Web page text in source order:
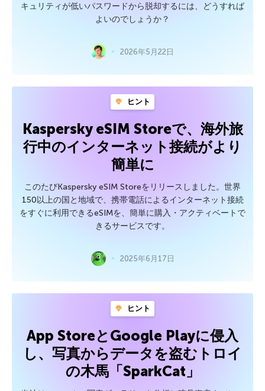
キュリティが低いパスワードから脱却するには、どうすれば
よいのでしょうか？
2026年5月22日
ヒント
Kaspersky eSIM Storeで、海外旅
行中のインターネット接続がより
簡単に
このたびKaspersky eSIM Storeをリリースしました。世界
150以上の国と地域で、携帯電話によるインターネット接続
をすぐに利用できるeSIMを、簡単に購入・アクティベートで
きるサービスです。
2025年6月17日
ヒント
App StoreとGoogle Playに侵入
し、写真からデータを盗むトロイ
の木馬「SparkCat」